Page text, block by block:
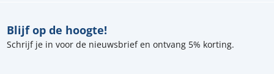
Blijf op de hoogte!
Schrijf je in voor de nieuwsbrief en ontvang 5% korting.